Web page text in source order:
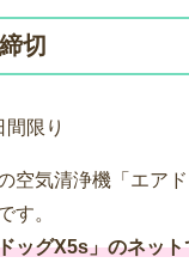
切
限り
空気清浄機「エア
す。
ッグX5s」のネッ